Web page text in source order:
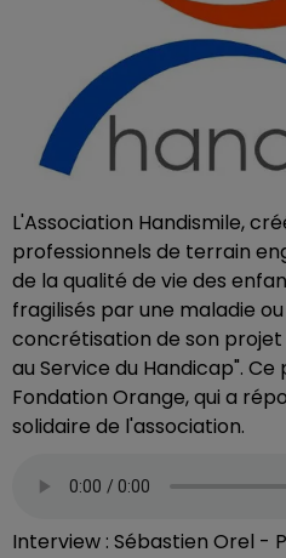
L'Association Handismile,
professionnels de terrain
de la qualité de vie des
fragilisés par une maladie
concrétisation de son projet
au Service du Handicap".
Fondation Orange, qui a
solidaire de l'association.
Interview : Sébastien Orel -